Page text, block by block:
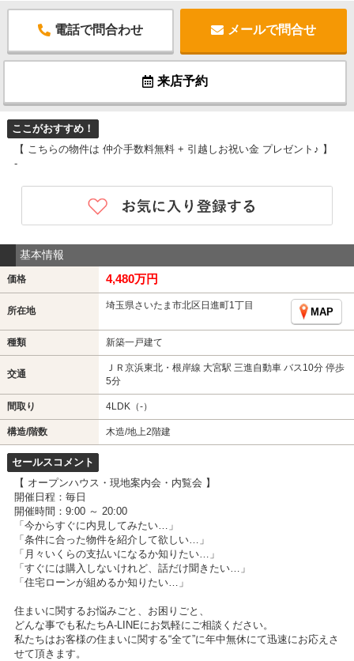
電話で問合わせ メールで問合せ
来店予約
ここがおすすめ！
【 こちらの物件は 仲介手数料無料 + 引越しお祝い金 プレゼント♪ 】
-
基本情報
価格 4,480万円
所在地 埼玉県さいたま市北区日進町1丁目
MAP
種類 新築一戸建て
交通
ＪＲ京浜東北・根岸線 大宮駅 三進自動車 バス10分 停歩
5分
間取り 4LDK（-）
構造/階数 木造/地上2階建
セールスコメント
【 オープンハウス・現地案内会・内覧会 】
開催日程：毎日
開催時間：9:00 ～ 20:00
「今からすぐに内見してみたい…」
「条件に合った物件を紹介して欲しい…」
「月々いくらの支払いになるか知りたい…」
「すぐには購入しないけれど、話だけ聞きたい…」
「住宅ローンが組めるか知りたい…」
住まいに関するお悩みごと、お困りごと、
どんな事でも私たちA-LINEにお気軽にご相談ください。
私たちはお客様の住まいに関する“全て”に年中無休にて迅速にお応えさ
せて頂きます。